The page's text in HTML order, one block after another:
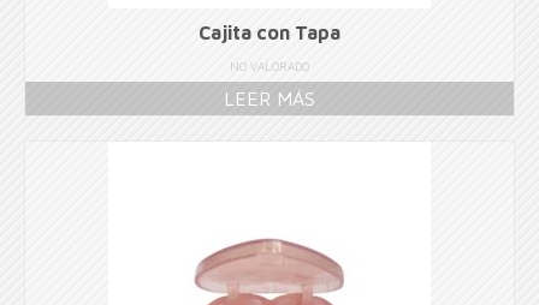
Cajita con Tapa
NO VALORADO
LEER MÁS